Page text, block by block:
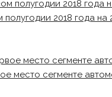
полугодии 2018 года
место сегменте